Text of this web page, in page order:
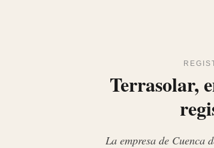
Terrasolar,
La empresa de Cuenca